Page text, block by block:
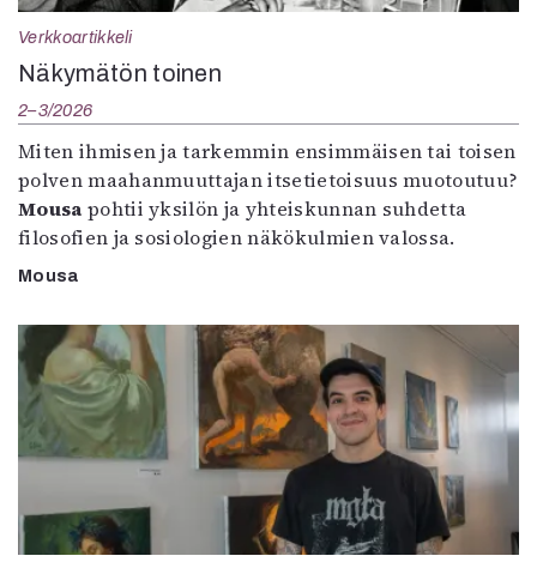
Verkkoartikkeli
Näkymätön toinen
2–3/2026
Miten ihmisen ja tarkemmin ensimmäisen tai toisen
polven maahanmuuttajan itsetietoisuus muotoutuu?
Mousa pohtii yksilön ja yhteiskunnan suhdetta
filosofien ja sosiologien näkökulmien valossa.
Mousa